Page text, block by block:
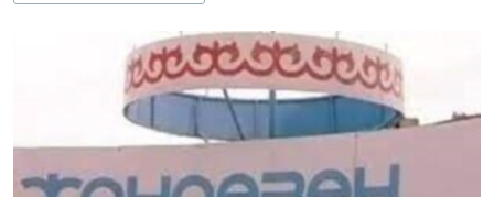
ЭЖЕ-СИҢДИЛЕР
ЫҢГАЙСЫЗ СУРООЛОР
ОНЛАЙН ШЕРИНЕ